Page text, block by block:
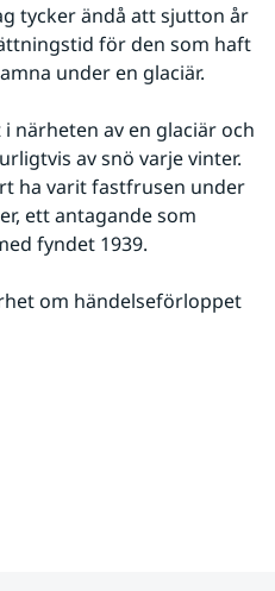
tycker ändå att sjutton år
för den som haft
under en glaciär.
närheten av en glaciär och
av snö varje vinter.
ha varit fastfrusen under
ett antagande som
fyndet 1939.
om händelseförloppet